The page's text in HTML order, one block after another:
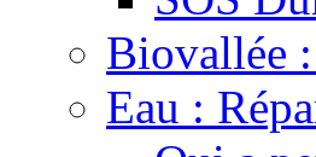
Biovallée
Eau :